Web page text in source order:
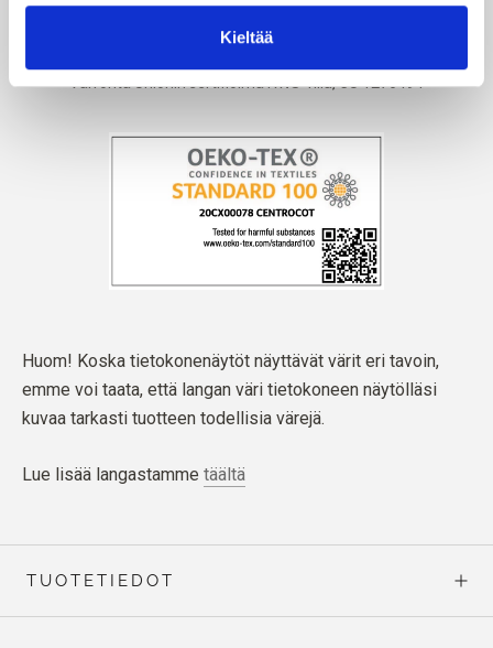
Kieltää
Huom! Koska tietokonenäytöt näyttävät värit eri tavoin,
emme voi taata, että langan väri tietokoneen näytölläsi
kuvaa tarkasti tuotteen todellisia värejä.
Lue lisää langastamme täältä
TUOTETIEDOT